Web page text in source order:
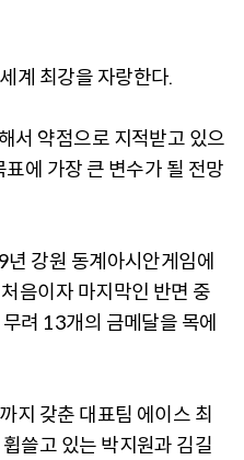
계 최강을 자랑한다.
서 약점으로 지적받고 있으
에 가장 큰 변수가 될 전망
강원 동계아시안게임에
음이자 마지막인 반면 중
려 13개의 금메달을 목에
지 갖춘 대표팀 에이스 최
쓸고 있는 박지원과 김길